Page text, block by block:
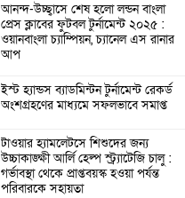
আনন্দ-উচ্ছ্বাসে শেষ হলো লন্ডন বাংলা
প্রেস ক্লাবের ফুটবল টুর্নামেন্ট ২০২৫ :
ওয়ানবাংলা চ্যাম্পিয়ন, চ্যানেল এস রানার
আপ
ইস্ট হ্যান্ডস ব্যাডমিন্টন টুর্নামেন্ট রেকর্ড
অংশগ্রহণের মাধ্যমে সফলভাবে সমাপ্ত
টাওয়ার হ্যামলেটসে শিশুদের জন্য
উচ্চাকাঙ্ক্ষী আর্লি হেল্প স্ট্র্যাটেজি চালু :
গর্ভাবস্থা থেকে প্রাপ্তবয়স্ক হওয়া পর্যন্ত
পরিবারকে সহায়তা